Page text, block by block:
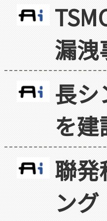
漏洩
長シ
を建
聯発
ン